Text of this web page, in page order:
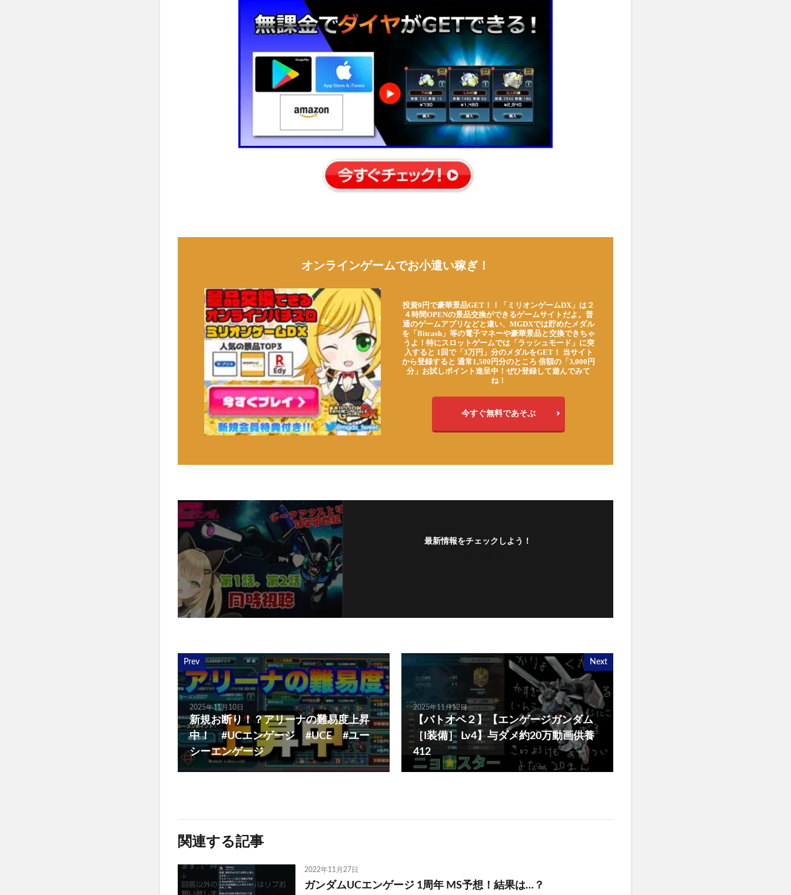
オンラインゲームでお小遣い稼ぎ！
投資0円で豪華景品GET！！「ミリオンゲームDX」は２
４時間OPENの景品交換ができるゲームサイトだよ。普
通のゲームアプリなどと違い、MGDXでは貯めたメダル
を「Bitcash」等の電子マネーや豪華景品と交換できちゃ
うよ！特にスロットゲームでは「ラッシュモード」に突
入すると 1回で「3万円」分のメダルをGET！ 当サイト
から登録すると 通常1,500円分のところ 倍額の「3,000円
分」お試しポイント進呈中！ぜひ登録して遊んでみて
ね！
今すぐ無料であそぶ
最新情報をチェックしよう！
Prev
2025年11月10日
新規お断り！？アリーナの難易度上昇
中！ #UCエンゲージ #UCE #ユー
シーエンゲージ
Next
2025年11月12日
【バトオペ２】【エンゲージガンダム
［I装備］ Lv4】与ダメ約20万動画供養
412
関連する記事
2022年11月27日
ガンダムUCエンゲージ 1周年 MS予想！結果は…？